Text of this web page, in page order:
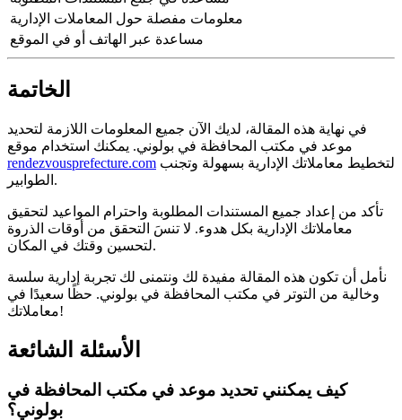
معلومات مفصلة حول المعاملات الإدارية
مساعدة عبر الهاتف أو في الموقع
الخاتمة
في نهاية هذه المقالة، لديك الآن جميع المعلومات اللازمة لتحديد
موعد في مكتب المحافظة في بولوني. يمكنك استخدام موقع
rendezvousprefecture.com
الطوابير.
تأكد من إعداد جميع المستندات المطلوبة واحترام المواعيد لتحقيق
معاملاتك الإدارية بكل هدوء. لا تنسَ التحقق من أوقات الذروة
لتحسين وقتك في المكان.
نأمل أن تكون هذه المقالة مفيدة لك ونتمنى لك تجربة إدارية سلسة
وخالية من التوتر في مكتب المحافظة في بولوني. حظًا سعيدًا في
معاملاتك!
الأسئلة الشائعة
كيف يمكنني تحديد موعد في مكتب المحافظة في
بولوني؟